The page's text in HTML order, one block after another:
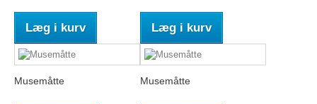
Læg i kurv Læg i kurv
Musemåtte Musemåtte